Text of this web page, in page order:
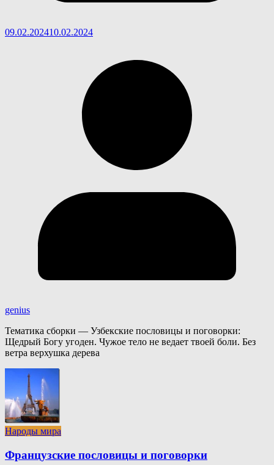
09.02.202410.02.2024
genius
Тематика сборки — Узбекские пословицы и поговорки:
Щедрый Богу угоден. Чужое тело не ведает твоей боли. Без
ветра верхушка дерева
Народы мира
Французские пословицы и поговорки